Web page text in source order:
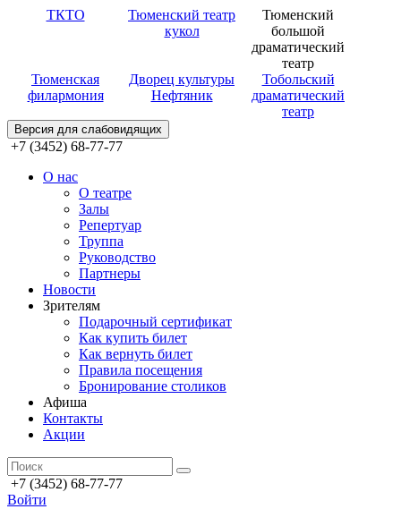
ТКТО
Тюменский театр
кукол
Тюменский
большой
драматический
театр
Тюменская
филармония
Дворец культуры
Нефтяник
Тобольский
драматический
театр
Версия для слабовидящих
+7 (3452) 68-77-77
О нас
О театре
Залы
Репертуар
Труппа
Руководство
Партнеры
Новости
Зрителям
Подарочный сертификат
Как купить билет
Как вернуть билет
Правила посещения
Бронирование столиков
Афиша
Контакты
Акции
+7 (3452) 68-77-77
Войти